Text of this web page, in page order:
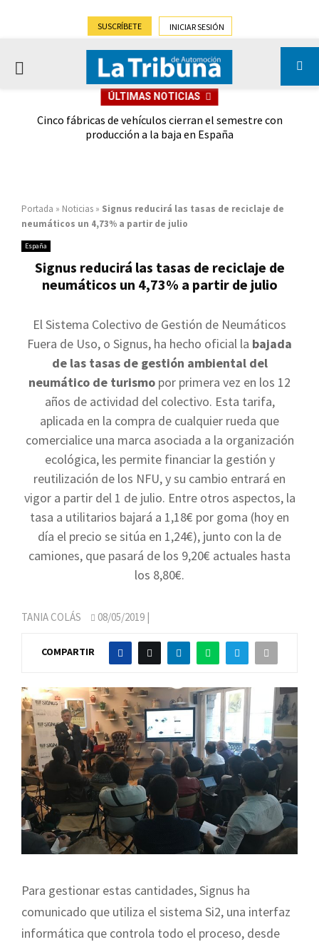
SUSCRÍBETE INICIAR SESIÓN
PRIMARY
ÚLTIMAS NOTICIAS
Cinco fábricas de vehículos cierran el semestre con
producción a la baja en España
Portada » Noticias » Signus reducirá las tasas de reciclaje de
neumáticos un 4,73% a partir de julio
España
Signus reducirá las tasas de reciclaje de
neumáticos un 4,73% a partir de julio
El Sistema Colectivo de Gestión de Neumáticos
Fuera de Uso, o Signus, ha hecho oficial la bajada
de las tasas de gestión ambiental del
neumático de turismo por primera vez en los 12
años de actividad del colectivo. Esta tarifa,
aplicada en la compra de cualquier rueda que
comercialice una marca asociada a la organización
ecológica, les permite financiar la gestión y
reutilización de los NFU, y su cambio entrará en
vigor a partir del 1 de julio. Entre otros aspectos, la
tasa a utilitarios bajará a 1,18€ por goma (hoy en
día el precio se sitúa en 1,24€), junto con la de
camiones, que pasará de los 9,20€ actuales hasta
los 8,80€.
TANIA COLÁS 08/05/2019 |
COMPARTIR
Para gestionar estas cantidades, Signus ha
comunicado que utiliza el sistema Si2, una interfaz
informática que controla todo el proceso, desde